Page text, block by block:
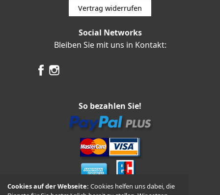
Cookies auf der Webseite:Cookies helfen uns dabei, die
Vertrag widerrufen
Social Networks
Bleiben Sie mit uns in Kontakt:
So bezahlen Sie!